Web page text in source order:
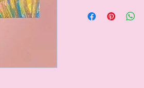
10,5cm x 14,8cm